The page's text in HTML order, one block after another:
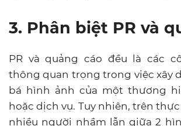
3. Phân biệt PR và
PR và quảng cáo đều là các
thông quan trọng trong việc xây
bá hình ảnh của một thương
hoặc dịch vụ. Tuy nhiên, trên
nhiều người nhầm lẫn giữa 2